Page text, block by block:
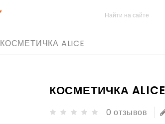
КОСМЕТИЧКА ALICE
КОСМЕТИЧКА ALICE
0 отзывов